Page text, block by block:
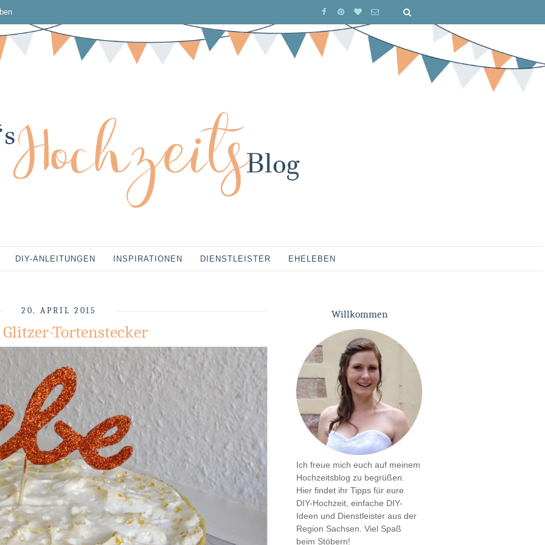
DIY-ANLEITUNGEN INSPIRATIONEN DIENSTLEISTER EHELEBEN
20. APRIL 2015
Tortenstecker
Willkommen
Ich freue mich euch auf meinem
Hochzeitsblog zu begrüßen.
Hier findet ihr Tipps für eure
DIY-Hochzeit, einfache DIY-
Ideen und Dienstleister aus der
Region Sachsen. Viel Spaß
beim Stöbern!